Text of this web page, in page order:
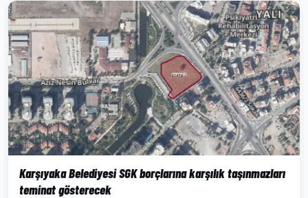
Karşıyaka Belediyesi SGK borçlarına karşılık taşınmazları
teminat gösterecek